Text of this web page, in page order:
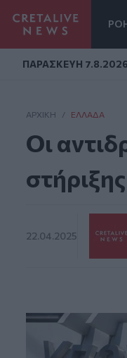
ΠΑΡΑΣΚΕΥΗ 7.8.2026
ΑΡΧΙΚΗ / ΕΛΛΆΔΑ
Οι
22.04.2025